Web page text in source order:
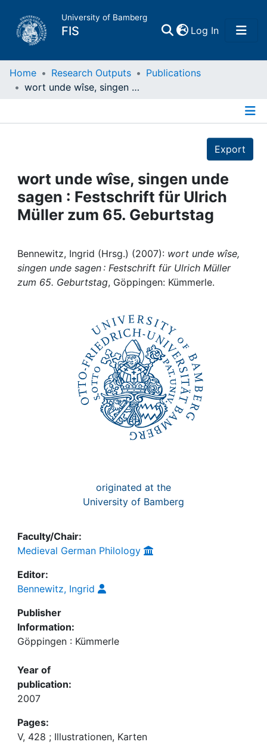
University of Bamberg
FIS Log In(current)
Home
Projects
People
Awards
Home Research Outputs
Publications
wort unde wîse, singen unde sagen : Festschrift für Ulrich Müller zum 65. Geburtstag
Export
wort unde wîse, singen unde
sagen : Festschrift für Ulrich
Müller zum 65. Geburtstag
Bennewitz, Ingrid (Hrsg.) (2007): wort unde wîse,
singen unde sagen : Festschrift für Ulrich Müller
zum 65. Geburtstag, Göppingen: Kümmerle.
originated at the
University of Bamberg
Faculty/Chair:
Medieval German Philology
Editor:
Bennewitz, Ingrid
Publisher
Information:
Göppingen : Kümmerle
Year of
publication:
2007
Pages:
V, 428 ; Illustrationen, Karten